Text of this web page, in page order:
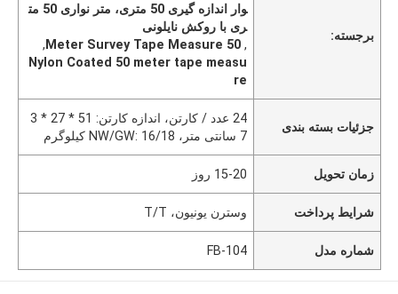
برجسته:
وار اندازه گیری 50 متری، متر نواری 50 مت
ری با روکش نایلونی
,
50 Meter Survey Tape Measure
,
Nylon Coated 50 meter tape measu
re
جزئیات بسته بندی
24 عدد / کارتن، اندازه کارتن: 51 * 27 * 3
7 سانتی متر، NW/GW: 16/18 کیلوگرم
زمان تحویل 15-20 روز
شرایط پرداخت وسترن یونیون، T/T
شماره مدل FB-104